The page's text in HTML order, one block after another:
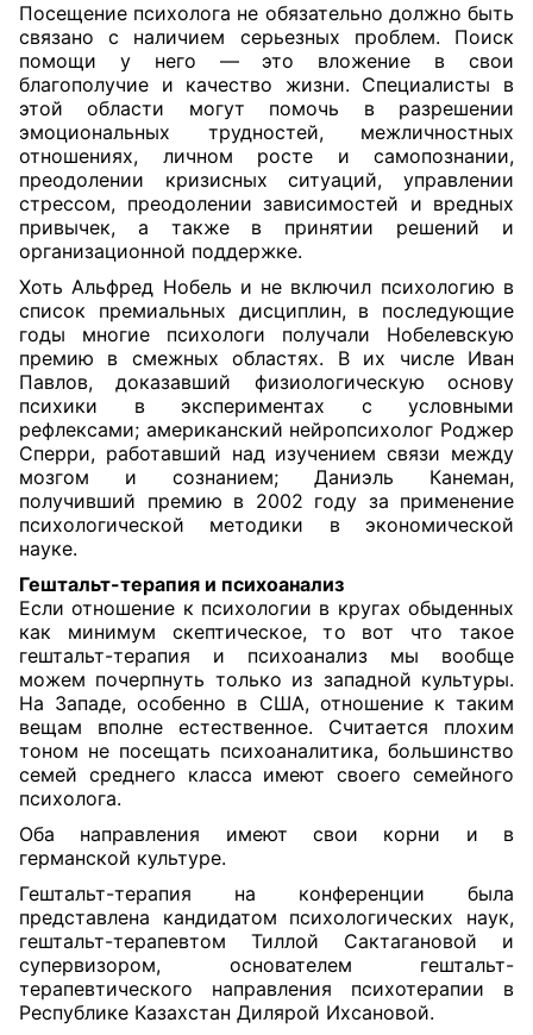
Посещение психолога не обязательно должно быть
связано с наличием серьезных проблем. Поиск
помощи у него — это вложение в свои
благополучие и качество жизни. Специалисты в
этой области могут помочь в разрешении
эмоциональных трудностей, межличностных
отношениях, личном росте и самопознании,
преодолении кризисных ситуаций, управлении
стрессом, преодолении зависимостей и вредных
привычек, а также в принятии решений и
организационной поддержке.
Хоть Альфред Нобель и не включил психологию в
список премиальных дисциплин, в последующие
годы многие психологи получали Нобелевскую
премию в смежных областях. В их числе Иван
Павлов, доказавший физиологическую основу
психики в экспериментах с условными
рефлексами; американский нейропсихолог Роджер
Сперри, работавший над изучением связи между
мозгом и сознанием; Даниэль Канеман,
получивший премию в 2002 году за применение
психологической методики в экономической
науке.
Гештальт-терапия и психоанализ
Если отношение к психологии в кругах обыденных
как минимум скептическое, то вот что такое
гештальт-терапия и психоанализ мы вообще
можем почерпнуть только из западной культуры.
На Западе, особенно в США, отношение к таким
вещам вполне естественное. Считается плохим
тоном не посещать психоаналитика, большинство
семей среднего класса имеют своего семейного
психолога.
Оба направления имеют свои корни и в
германской культуре.
Гештальт-терапия на конференции была
представлена кандидатом психологических наук,
гештальт-терапевтом Тиллой Сактагановой и
супервизором, основателем гештальт-
терапевтического направления психотерапии в
Республике Казахстан Дилярой Ихсановой.